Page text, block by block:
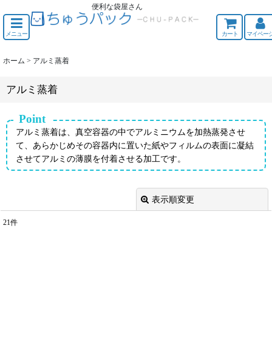
便利な袋屋さん
メニュー カート マイペー
ホーム > アルミ蒸着
アルミ蒸着
Point
アルミ蒸着は、真空容器の中でアルミニウムを加熱蒸発させ
て、あらかじめその容器内に置いた紙やフィルムの表面に凝結
させてアルミの薄膜を付着させる加工です。
表示順変更
21件